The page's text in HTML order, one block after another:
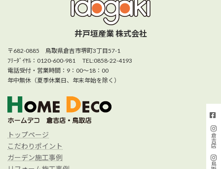
井戸垣産業 株式会社
〒682-0885 鳥取県倉吉市堺町3丁目57-1
ﾌﾘｰﾀﾞｲﾔﾙ：0120-600-981 TEL:0858-22-4193
電話受付・営業時間：9：00～18：00
年中無休（夏季休業日、年末年始を除く）
トップページ
こだわりポイント
ガーデン施工事例
倉吉店